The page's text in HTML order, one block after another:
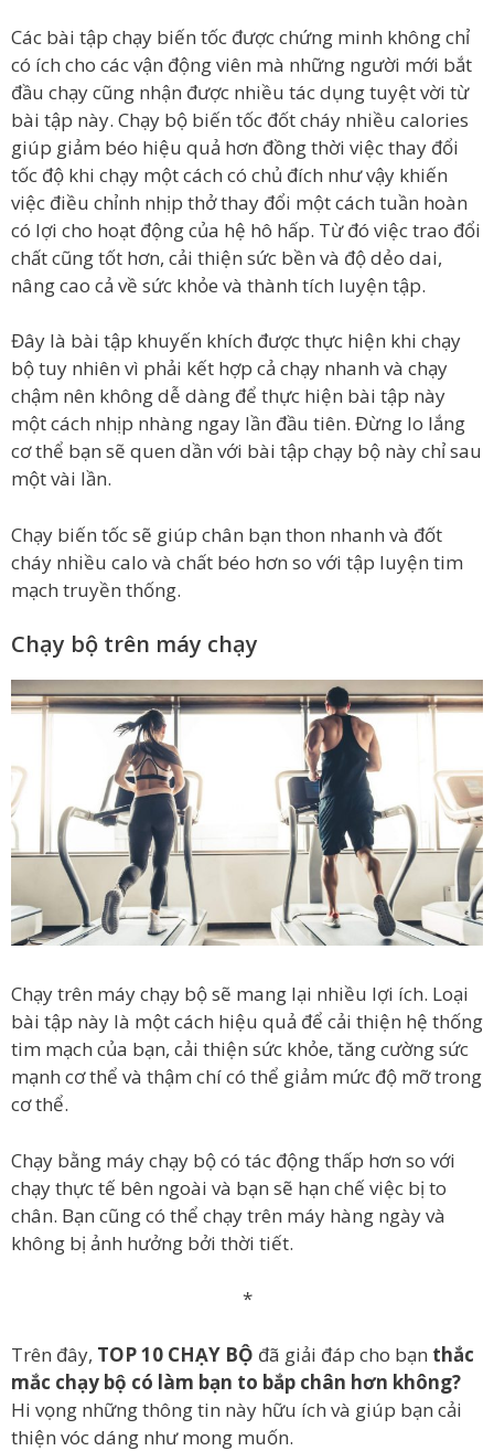
Các bài tập chạy biến tốc được chứng minh không chỉ
có ích cho các vận động viên mà những người mới bắt
đầu chạy cũng nhận được nhiều tác dụng tuyệt vời từ
bài tập này. Chạy bộ biến tốc đốt cháy nhiều calories
giúp giảm béo hiệu quả hơn đồng thời việc thay đổi
tốc độ khi chạy một cách có chủ đích như vậy khiến
việc điều chỉnh nhịp thở thay đổi một cách tuần hoàn
có lợi cho hoạt động của hệ hô hấp. Từ đó việc trao đổi
chất cũng tốt hơn, cải thiện sức bền và độ dẻo dai,
nâng cao cả về sức khỏe và thành tích luyện tập.
Đây là bài tập khuyến khích được thực hiện khi chạy
bộ tuy nhiên vì phải kết hợp cả chạy nhanh và chạy
chậm nên không dễ dàng để thực hiện bài tập này
một cách nhịp nhàng ngay lần đầu tiên. Đừng lo lắng
cơ thể bạn sẽ quen dần với bài tập chạy bộ này chỉ sau
một vài lần.
Chạy biến tốc sẽ giúp chân bạn thon nhanh và đốt
cháy nhiều calo và chất béo hơn so với tập luyện tim
mạch truyền thống.
Chạy bộ trên máy chạy
Chạy trên máy chạy bộ sẽ mang lại nhiều lợi ích. Loại
bài tập này là một cách hiệu quả để cải thiện hệ thống
tim mạch của bạn, cải thiện sức khỏe, tăng cường sức
mạnh cơ thể và thậm chí có thể giảm mức độ mỡ trong
cơ thể.
Chạy bằng máy chạy bộ có tác động thấp hơn so với
chạy thực tế bên ngoài và bạn sẽ hạn chế việc bị to
chân. Bạn cũng có thể chạy trên máy hàng ngày và
không bị ảnh hưởng bởi thời tiết.
*
Trên đây, TOP 10 CHẠY BỘ đã giải đáp cho bạn thắc
mắc chạy bộ có làm bạn to bắp chân hơn không?
Hi vọng những thông tin này hữu ích và giúp bạn cải
thiện vóc dáng như mong muốn.